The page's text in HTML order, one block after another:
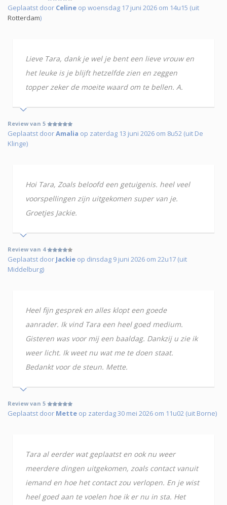
Geplaatst door Celine op woensdag 17 juni 2026 om 14u15 (uit
Rotterdam)
Lieve Tara, dank je wel je bent een lieve vrouw en
het leuke is je blijft hetzelfde zien en zeggen
topper zeker de moeite waard om te bellen. A.
Review van 5
Geplaatst doorAmalia op zaterdag 13 juni 2026 om 8u52 (uit De
Klinge)
Hoi Tara, Zoals beloofd een getuigenis. heel veel
voorspellingen zijn uitgekomen super van je.
Groetjes Jackie.
Review van 4
Geplaatst door Jackie op dinsdag 9 juni 2026 om 22u17 (uit
Middelburg)
Heel fijn gesprek en alles klopt een goede
aanrader. Ik vind Tara een heel goed medium.
Gisteren was voor mij een baaldag. Dankzij u zie ik
weer licht. Ik weet nu wat me te doen staat.
Bedankt voor de steun. Mette.
Review van 5
Geplaatst door Mette op zaterdag 30 mei 2026 om 11u02 (uit Borne)
Tara al eerder wat geplaatst en ook nu weer
meerdere dingen uitgekomen, zoals contact vanuit
iemand en hoe het contact zou verlopen. En je wist
heel goed aan te voelen hoe ik er nu in sta. Het